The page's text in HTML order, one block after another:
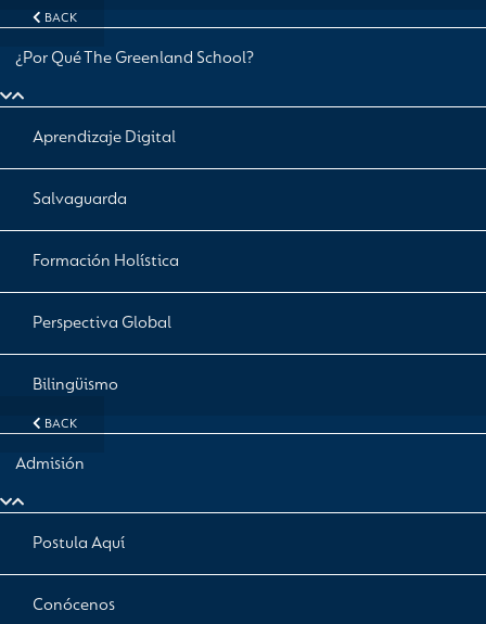
BACK
¿Por Qué The Greenland School?
Aprendizaje Digital
Salvaguarda
Formación Holística
Perspectiva Global
Bilingüismo
BACK
Admisión
Postula Aquí
Conócenos